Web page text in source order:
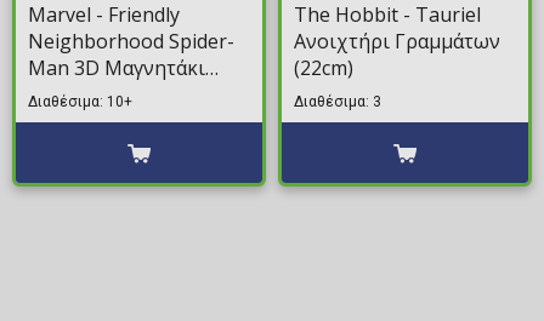
Marvel - Friendly
Neighborhood Spider-
Man 3D Μαγνητάκι
Ψυγείου (Τυχαίο
Περιεχόμενο)
Διαθέσιμα: 10+
The Hobbit - Tauriel
Ανοιχτήρι Γραμμάτων
(22cm)
Διαθέσιμα: 3